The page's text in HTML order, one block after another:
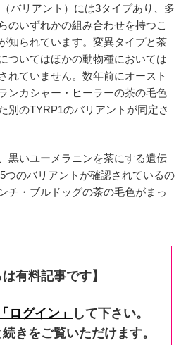
バリアント）には3タイプあり、多
のいずれかの組み合わせを持つこ
知られています。変異タイプと茶
ついてはほかの動物種においては
れていません。数年前にオースト
ンカシャー・ヒーラーの茶の毛色
別のTYRP1のバリアントが同定さ
黒いユーメラニンを茶にする遺伝
つのバリアントが確認されているの
チ・ブルドッグの茶の毛色がまっ
は有料記事です】
「ログイン」
して下さい。
きをご覧いただけます。